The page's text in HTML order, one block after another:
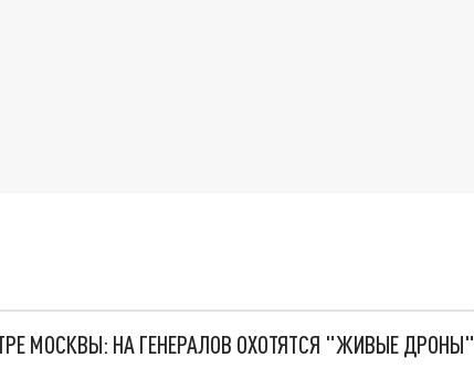
МОСКВЫ: НА ГЕНЕРАЛОВ ОХОТЯТСЯ "ЖИВЫЕ ДРОНЫ"